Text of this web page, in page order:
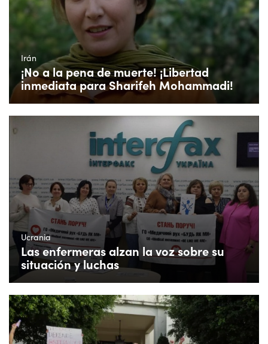
Irán
¡No a la pena de muerte! ¡Libertad
inmediata para Sharifeh Mohammadi!
Ucrania
Las enfermeras alzan la voz sobre su
situación y luchas